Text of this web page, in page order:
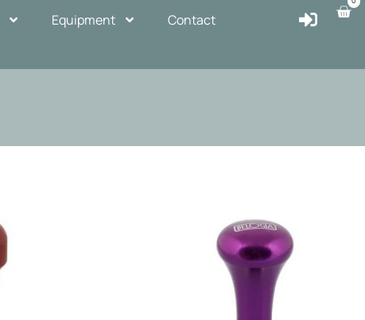
Equipment Contact